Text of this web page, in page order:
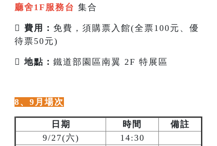
廳舍1F服務台 集合
 費用： 免費，須購票入館(全票100元、優
待票50元)
 地點： 鐵道部園區南翼 2F 特展區
8、9月場次
日期 時間
備註
9/27(六)
14:30